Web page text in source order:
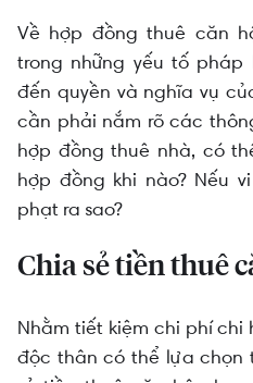
Về hợp đồng thuê căn
trong những yếu tố
đến quyền và nghĩa vụ
cần phải nắm rõ các
hợp đồng thuê nhà, có
hợp đồng khi nào? Nếu
phạt ra sao?
Chia sẻ tiền thuê
Nhằm tiết kiệm chi phí
độc thân có thể lựa chọn